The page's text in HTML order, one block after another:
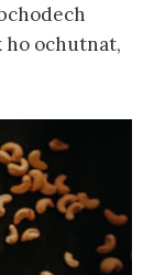
ho ochutnat,